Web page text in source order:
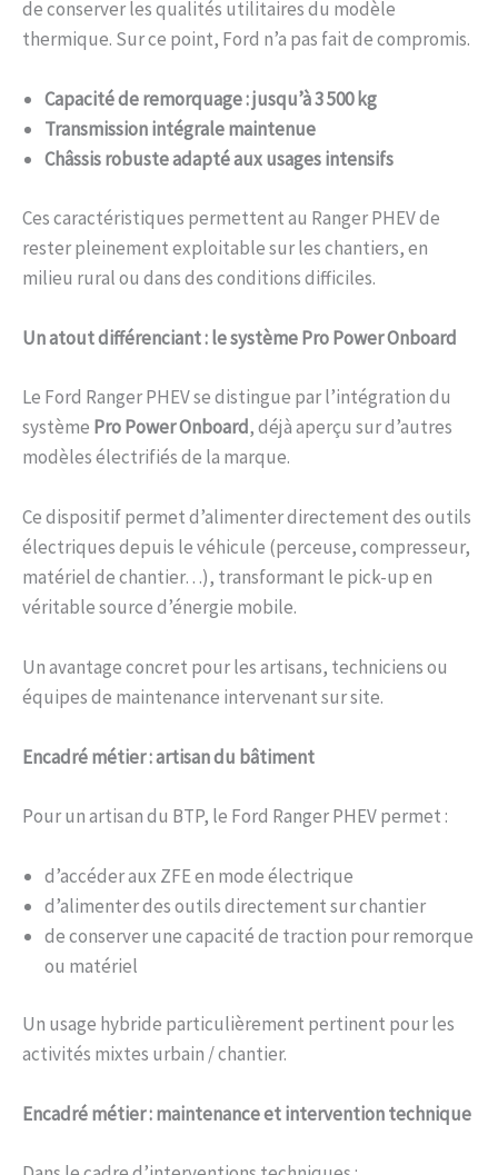
de conserver les qualités utilitaires du modèle
thermique. Sur ce point, Ford n’a pas fait de compromis.
Capacité de remorquage : jusqu’à 3 500 kg
Transmission intégrale maintenue
Châssis robuste adapté aux usages intensifs
Ces caractéristiques permettent au Ranger PHEV de
rester pleinement exploitable sur les chantiers, en
milieu rural ou dans des conditions difficiles.
Un atout différenciant : le système Pro Power Onboard
Le Ford Ranger PHEV se distingue par l’intégration du
système Pro Power Onboard, déjà aperçu sur d’autres
modèles électrifiés de la marque.
Ce dispositif permet d’alimenter directement des outils
électriques depuis le véhicule (perceuse, compresseur,
matériel de chantier…), transformant le pick-up en
véritable source d’énergie mobile.
Un avantage concret pour les artisans, techniciens ou
équipes de maintenance intervenant sur site.
Encadré métier : artisan du bâtiment
Pour un artisan du BTP, le Ford Ranger PHEV permet :
d’accéder aux ZFE en mode électrique
d’alimenter des outils directement sur chantier
de conserver une capacité de traction pour remorque
ou matériel
Un usage hybride particulièrement pertinent pour les
activités mixtes urbain / chantier.
Encadré métier : maintenance et intervention technique